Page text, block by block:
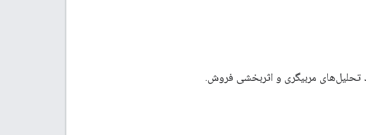
مربیگری و اثربخشی فروش.